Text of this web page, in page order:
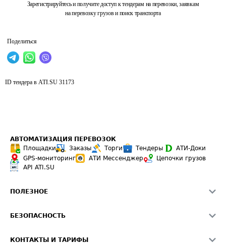
Зарегистрируйтесь и получите доступ к тендерам на перевозки, заявкам
на перевозку грузов и поиск транспорта
Поделиться
ID тендера в ATI.SU 31173
АВТОМАТИЗАЦИЯ ПЕРЕВОЗОК
Площадки
Заказы Торги Тендеры
АТИ-Доки
GPS-мониторинг
АТИ Мессенджер
Цепочки грузов
API ATI.SU
ПОЛЕЗНОЕ
Звезды ATI.SU на вашем сайте
БЕЗОПАСНОСТЬ
КОНТАКТЫ И ТАРИФЫ